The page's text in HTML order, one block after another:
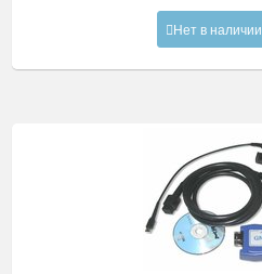
Нет в наличии